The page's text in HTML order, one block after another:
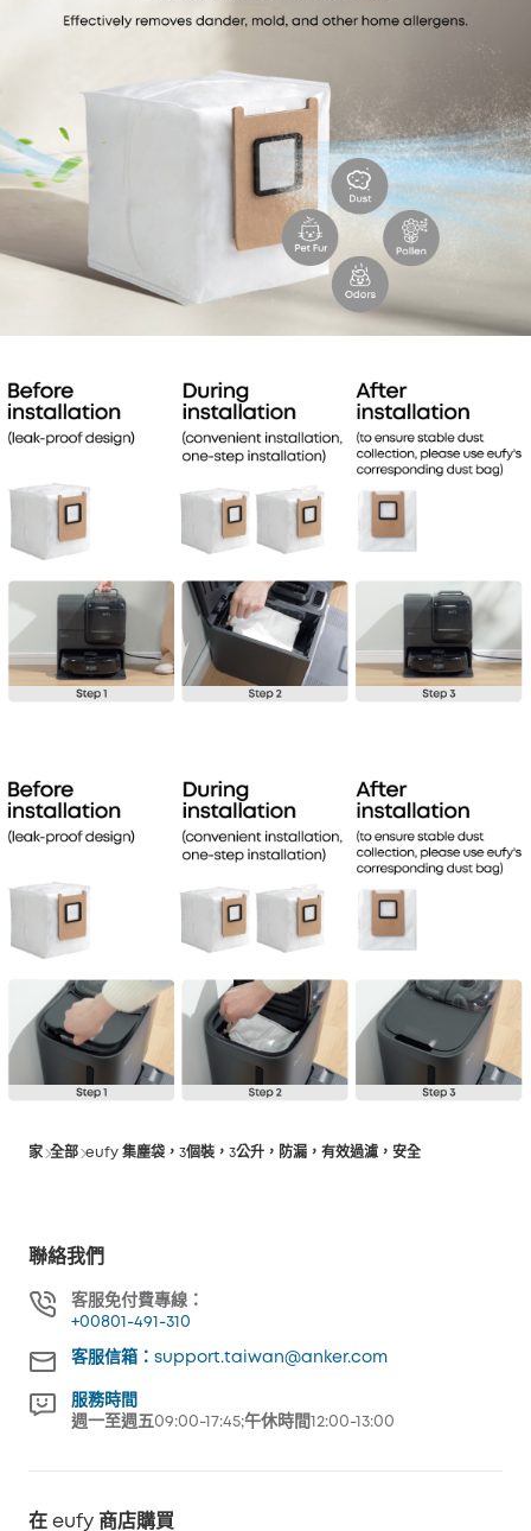
家 全部 eufy 集塵袋，3個裝，3公升，防漏，有效過濾，安全
聯絡我們
客服免付費專線：
+00801-491-310
客服信箱：support.taiwan@anker.com
服務時間
週一至週五09:00-17:45;午休時間12:00-13:00
在 eufy 商店購買